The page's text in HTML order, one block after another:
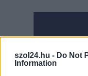
szol24.hu - Do Not
Information